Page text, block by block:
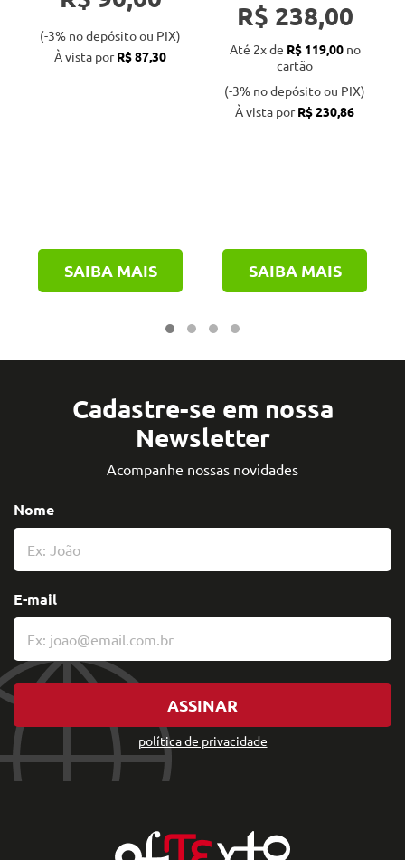
(-3% no depósito ou PIX)
À vista porR$ 87,30
SAIBA MAIS
R$ 238,00
Até 2x de R$ 119,00no
cartão
(-3% no depósito ou PIX)
À vista porR$ 230,86
SAIBA MAIS
Cadastre-se em nossa
Newsletter
Acompanhe nossas novidades
política de privacidade
Nome
E-mail
ASSINAR